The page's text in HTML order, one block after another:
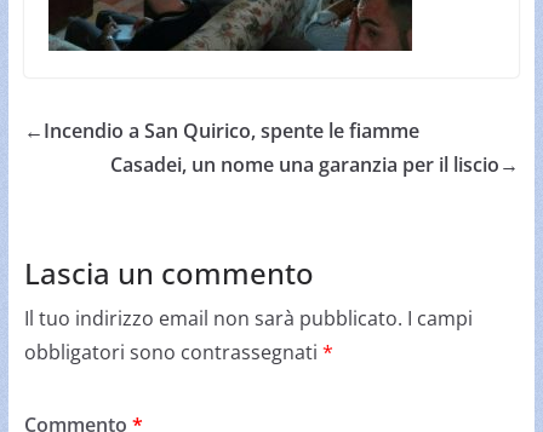
←Incendio a San Quirico, spente le fiamme
Casadei, un nome una garanzia per il liscio→
Lascia un commento
Il tuo indirizzo email non sarà pubblicato. I campi
obbligatori sono contrassegnati *
Commento *